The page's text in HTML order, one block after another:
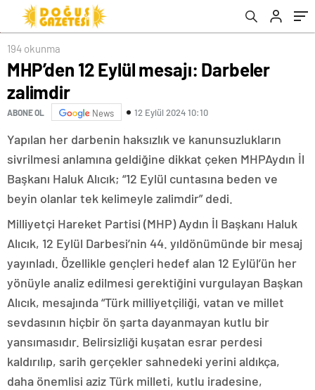
194 okunma
MHP’den 12 Eylül mesajı: Darbeler
zalimdir
ABONE OL News 12 Eylül 2024 10:10
Yapılan her darbenin haksızlık ve kanunsuzlukların
sivrilmesi anlamına geldiğine dikkat çeken MHPAydın İl
Başkanı Haluk Alıcık; “12 Eylül cuntasına beden ve
beyin olanlar tek kelimeyle zalimdir” dedi.
Milliyetçi Hareket Partisi (MHP) Aydın İl Başkanı Haluk
Alıcık, 12 Eylül Darbesi’nin 44. yıldönümünde bir mesaj
yayınladı. Özellikle gençleri hedef alan 12 Eylül’ün her
yönüyle analiz edilmesi gerektiğini vurgulayan Başkan
Alıcık, mesajında “Türk milliyetçiliği, vatan ve millet
sevdasının hiçbir ön şarta dayanmayan kutlu bir
yansımasıdır. Belirsizliği kuşatan esrar perdesi
kaldırılıp, sarih gerçekler sahnedeki yerini aldıkça,
daha önemlisi aziz Türk milleti, kutlu iradesine,